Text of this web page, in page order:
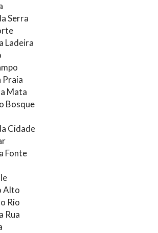
Serra
Ladeira
Praia
Mata
Bosque
Cidade
Fonte
Alto
Rio
Rua